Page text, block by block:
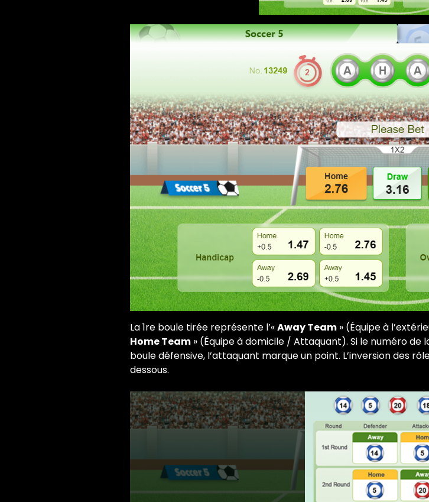
La 1re boule tirée représente l’«Away Team » (Équipe à
Home Team » (Équipe à domicile / Attaquant). Si le numéro
boule défensive, l’attaquant marque un point. L’inversion des
dessous.